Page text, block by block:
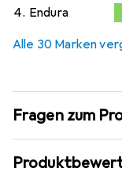
4. Endura
Alle 30 Marken
Fragen zum